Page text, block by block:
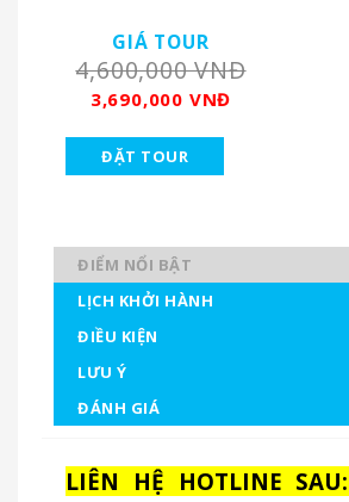
GIÁ TOUR
4,600,000 VNĐ
3,690,000 VNĐ
ĐẶT TOUR
ĐIỂM NỔI BẬT
LỊCH KHỞI HÀNH
ĐIỀU KIỆN
LƯU Ý
ĐÁNH GIÁ
LIÊN HỆ HOTLINE SAU: